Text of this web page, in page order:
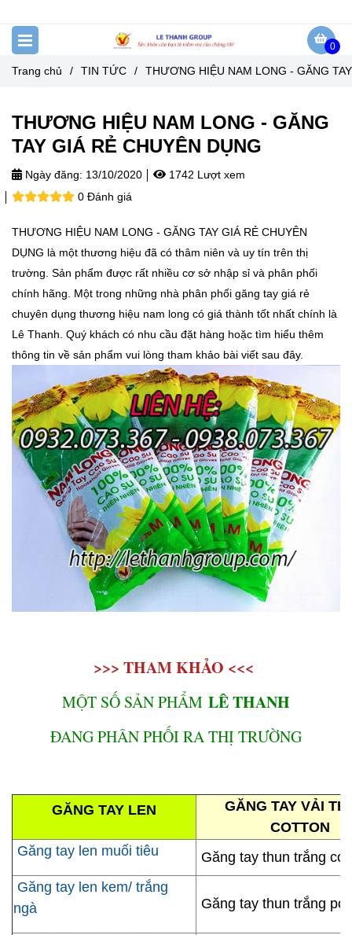
0
Trang chủ / TIN TỨC / THƯƠNG HIỆU NAM LONG - GĂNG
THƯƠNG HIỆU NAM LONG - GĂNG
TAY GIÁ RẺ CHUYÊN DỤNG
Ngày đăng: 13/10/2020
1742 Lượt xem
0 Đánh giá
THƯƠNG HIỆU NAM LONG - GĂNG TAY GIÁ RẺ CHUYÊN
DỤNG là một thương hiệu đã có thâm niên và uy tín trên thị
trường. Sản phẩm được rất nhiều cơ sở nhập sỉ và phân phối
chính hãng. Một trong những nhà phân phối găng tay giá rẻ
chuyên dụng thương hiệu nam long có giá thành tốt nhất chính là
Lê Thanh. Quý khách có nhu cầu đặt hàng hoặc tìm hiểu thêm
thông tin về sản phẩm vui lòng tham khảo bài viết sau đây.
>>> THAM KHẢO <<<
MỘT SỐ SẢN PHẨM LÊ THANH
ĐANG PHÂN PHỐI RA THỊ TRƯỜNG
GĂNG TAY LEN
GĂNG TAY VẢI
COTTON
Găng tay len muối tiêu
Găng tay thun trắng
Găng tay len kem/ trắng
ngà
Găng tay thun trắng